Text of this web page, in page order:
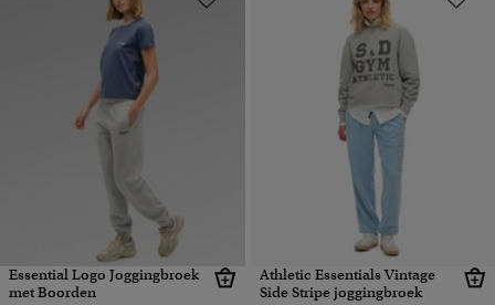
Essential Logo Joggingbroek
met Boorden
Athletic Essentials Vintage
Side Stripe joggingbroek